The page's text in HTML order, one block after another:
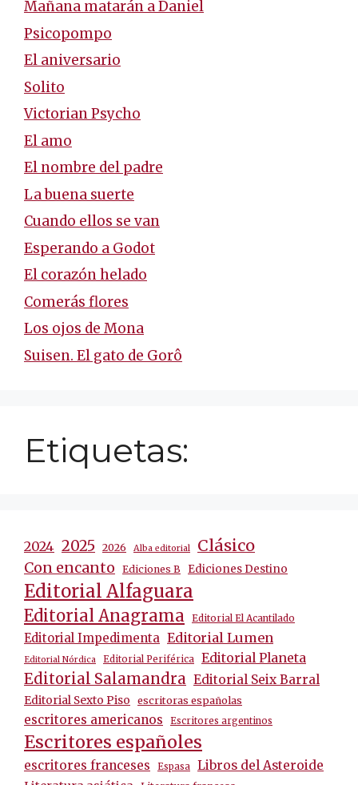
Mañana matarán a Daniel
Psicopompo
El aniversario
Solito
Victorian Psycho
El amo
El nombre del padre
La buena suerte
Cuando ellos se van
Esperando a Godot
El corazón helado
Comerás flores
Los ojos de Mona
Suisen. El gato de Gorô
Etiquetas:
2024 2025 2026 Alba editorial Clásico
Con encanto Ediciones B Ediciones Destino
Editorial Alfaguara
Editorial Anagrama Editorial El Acantilado
Editorial Impedimenta Editorial Lumen
Editorial Nórdica Editorial Periférica Editorial Planeta
Editorial Salamandra Editorial Seix Barral
Editorial Sexto Piso escritoras españolas
escritores americanos Escritores argentinos
Escritores españoles
escritores franceses Espasa Libros del Asteroide